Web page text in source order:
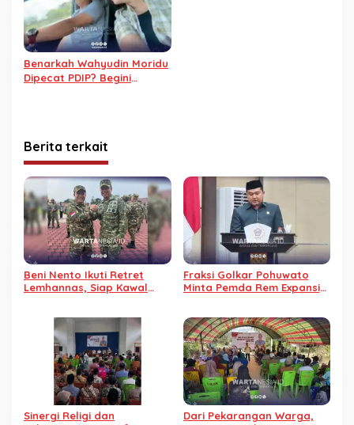
Benarkah Wahyudin Moridu
Dipecat PDIP? Begini
Berita terkait
Beni Nento Ikuti Retret
Lemhannas, Siap Kawal
Fraksi Golkar Pohuwato
Minta Pemda Rem Expansi
Sinergi Religi dan
Dari Pekarangan Warga,